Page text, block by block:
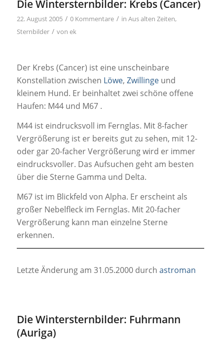
Die Wintersternbilder: Krebs (Cancer)
22. August 2005 / 0 Kommentare / in Aus alten Zeiten,
Sternbilder / von ek
Der Krebs (Cancer) ist eine unscheinbare
Konstellation zwischen Löwe, Zwillingeund
kleinem Hund. Er beinhaltet zwei schöne offene
Haufen: M44 und M67 .
M44 ist eindrucksvoll im Fernglas. Mit 8-facher
Vergrößerung ist er bereits gut zu sehen, mit 12-
oder gar 20-facher Vergrößerung wird er immer
eindrucksvoller. Das Aufsuchen geht am besten
über die Sterne Gamma und Delta.
M67 ist im Blickfeld von Alpha. Er erscheint als
großer Nebelfleck im Fernglas. Mit 20-facher
Vergrößerung kann man einzelne Sterne
erkennen.
Letzte Änderung am 31.05.2000 durch astroman
Die Wintersternbilder: Fuhrmann
(Auriga)